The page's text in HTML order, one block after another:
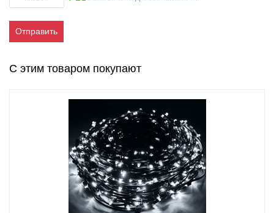
Отправить
С этим товаром покупают